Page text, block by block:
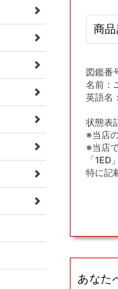
(1)
を商
図鑑番
名前：
英語名
状態表
※当店
※当店
「
特に記
あなた